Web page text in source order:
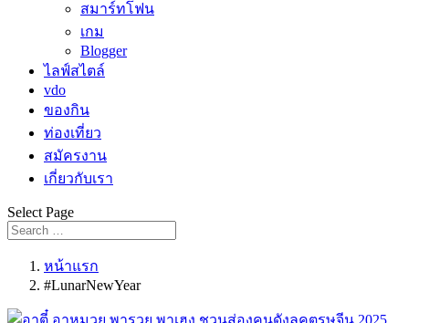
สมาร์ทโฟน
เกม
Blogger
ไลฟ์สไตล์
vdo
ของกิน
ท่องเที่ยว
สมัครงาน
เกี่ยวกับเรา
Select Page
หน้าแรก
#LunarNewYear